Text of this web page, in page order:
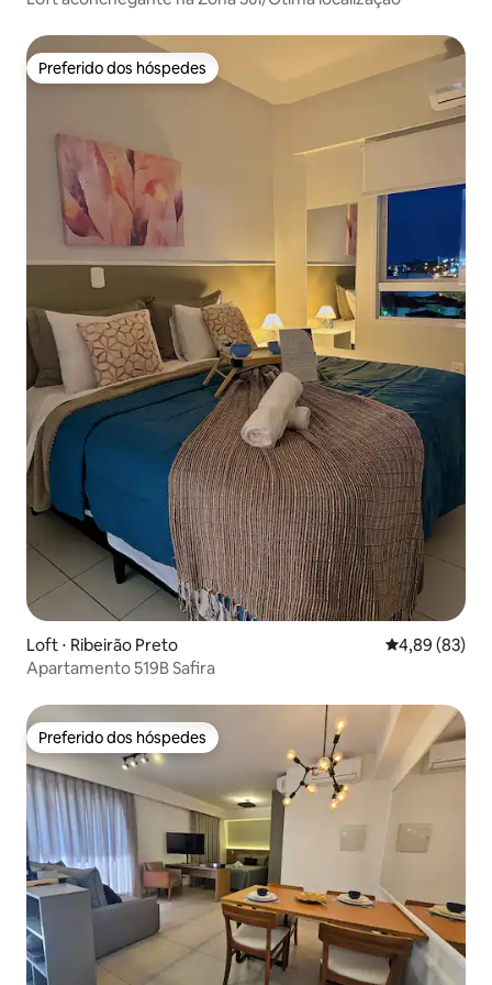
Preferido dos hóspedes
Preferido dos hóspedes
Loft ⋅ Ribeirão Preto 4,89 de uma
4,89 (83)
Apartamento 519B Safira
Preferido dos hóspedes
Preferido dos hóspedes